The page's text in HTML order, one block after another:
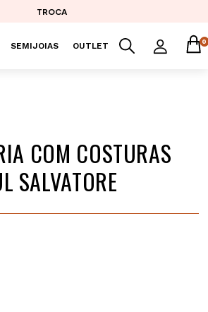
TROCA
SEMIJOIAS OUTLET 0
COM COSTURAS
SALVATORE